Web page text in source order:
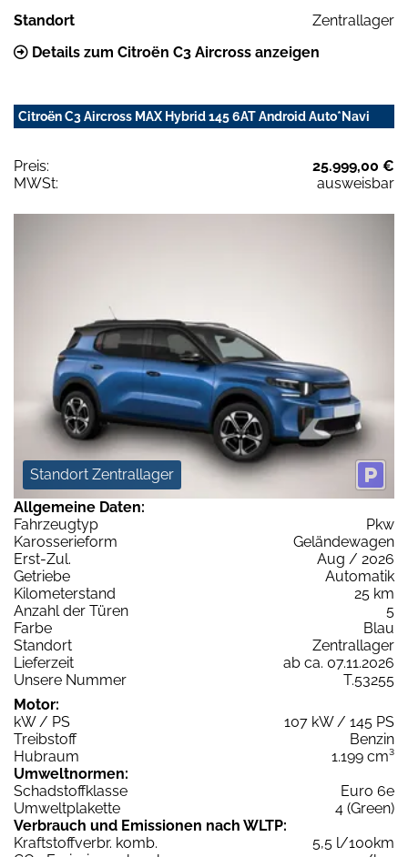
Standort
Zentrallager
Details zum Citroën C3 Aircross anzeigen
Citroën C3 Aircross MAX Hybrid 145 6AT Android Auto*Navi
Preis:
25.999,00 €
MWSt:
ausweisbar
Standort Zentrallager
Allgemeine Daten:
Fahrzeugtyp
Pkw
Karosserieform
Geländewagen
Erst-Zul.
Aug / 2026
Getriebe
Automatik
Kilometerstand
25 km
Anzahl der Türen
5
Farbe
Blau
Standort
Zentrallager
Lieferzeit
ab ca. 07.11.2026
Unsere Nummer
T.53255
Motor:
kW / PS
107 kW / 145 PS
Treibstoff
Benzin
Hubraum
1.199 cm³
Umweltnormen:
Schadstoffklasse
Euro 6e
Umweltplakette
4 (Green)
Verbrauch und Emissionen nach WLTP:
Kraftstoffverbr. komb.
5,5 l/100km